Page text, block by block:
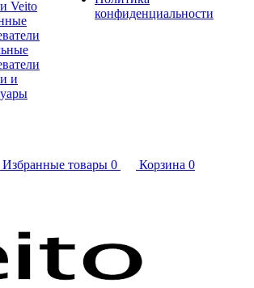
Veito
и
конфиденциальности
Избранные товары 0 Корзина 0